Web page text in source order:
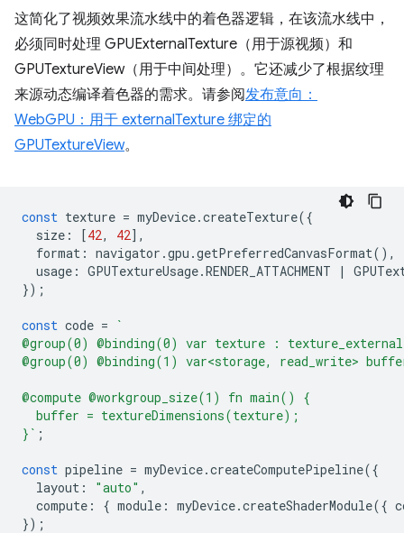
这简化了视频效果流水线中的着色器逻辑，在该流水线中，
必须同时处理 GPUExternalTexture（用于源视频）和
GPUTextureView（用于中间处理）。它还减少了根据纹理
来源动态编译着色器的需求。请参阅发布意向：
WebGPU：用于 externalTexture 绑定的
GPUTextureView。
const texture = myDevice.createTexture({
size : [42, 42],
format : navigator .gpu .getPreferredCanvasFormat(),
usage : GPUTextureUsage.RENDER_ATTACHMENT |
});
const code =
`
@group(0) @binding(0) var texture :
@group(0) @binding(1) var<storage, read_write>
@compute @workgroup_size(1) fn main() {
  buffer = textureDimensions(texture);
}` ;
const pipeline = myDevice.createComputePipeline({
layout : "auto" ,
compute : { module : myDevice.createShaderModule({
});